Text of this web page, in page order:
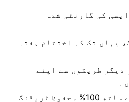
کی گارنٹی شدہ
یہاں تک کہ اختتام ہفتہ
دیگر طریقوں سے اپنے
ٹریڈنگ